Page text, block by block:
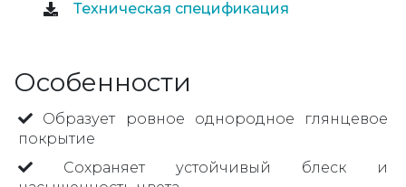
Техническая спецификация
Особенности
Образует ровное однородное глянцевое
покрытие
Сохраняет устойчивый блеск и